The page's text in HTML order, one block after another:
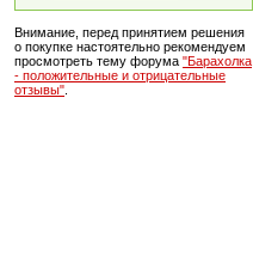
Внимание, перед принятием решения
о покупке настоятельно рекомендуем
просмотреть тему форума "Барахолка
- положительные и отрицательные
отзывы"